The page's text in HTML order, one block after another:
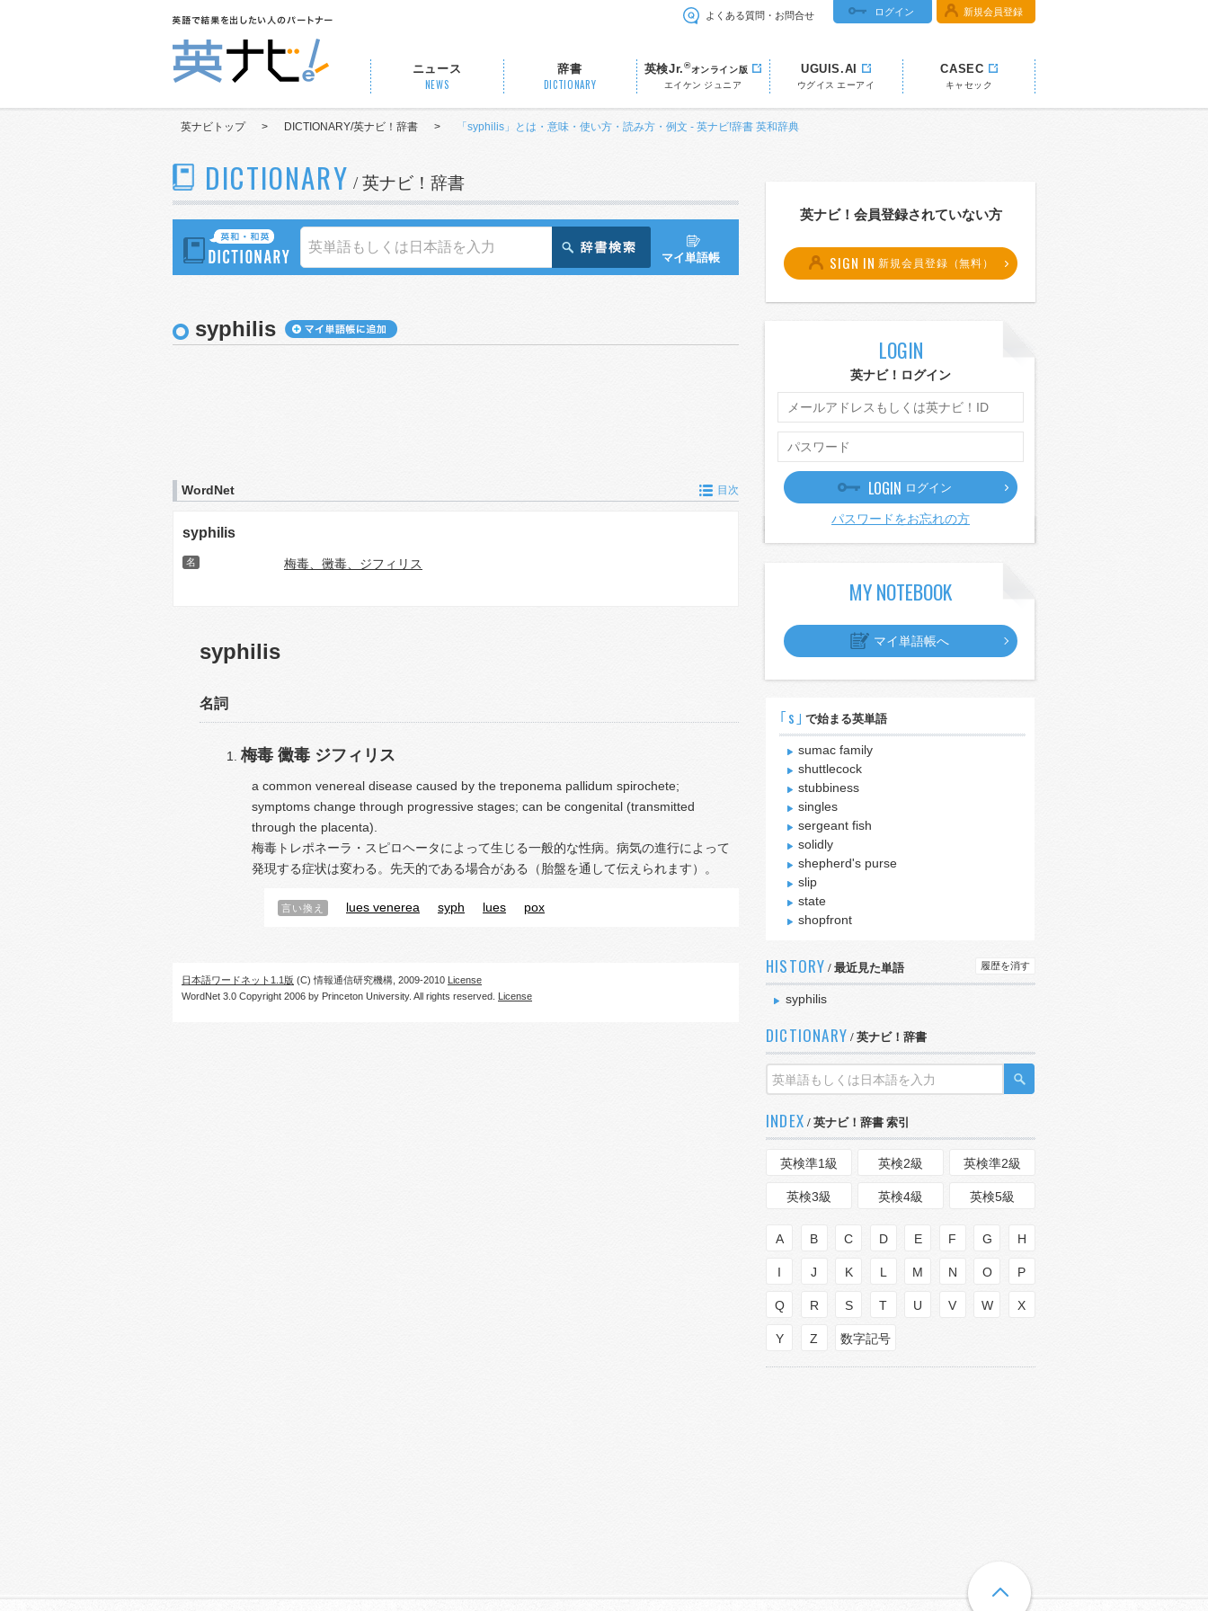
よくある質問・お問合せ ログイン 新規会員登録
ニュース
NEWS
辞書
DICTIONARY
英検Jr.®オンライン版
エイケン ジュニア
UGUIS.AI
ウグイス エーアイ
CASEC
キャセック
英ナビトップ > DICTIONARY/英ナビ！辞書 > 「syphilis」とは・意味・使い方・読み方・例文 - 英ナビ!辞書 英和辞典
DICTIONARY / 英ナビ！辞書
マイ単語帳
syphilis
WordNet 目次
syphilis
名 梅毒、黴毒、ジフィリス
syphilis
名詞
梅毒 黴毒 ジフィリス
a common venereal disease caused by the treponema pallidum spirochete;
symptoms change through progressive stages; can be congenital (transmitted
through the placenta).
梅毒トレポネーラ・スピロヘータによって生じる一般的な性病。病気の進行によって
発現する症状は変わる。先天的である場合がある（胎盤を通して伝えられます）。
言い換え lues venerea syph lues pox
日本語ワードネット1.1版 (C) 情報通信研究機構, 2009-2010 License
WordNet 3.0 Copyright 2006 by Princeton University. All rights reserved. License
英ナビ！会員登録されていない方
SIGN IN 新規会員登録（無料）
LOGIN
英ナビ！ログイン
LOGIN ログイン
パスワードをお忘れの方
MY NOTEBOOK
マイ単語帳へ
｢s｣ で始まる英単語
sumac family
shuttlecock
stubbiness
singles
sergeant fish
solidly
shepherd's purse
slip
state
shopfront
HISTORY / 最近見た単語 履歴を消す
syphilis
DICTIONARY / 英ナビ！辞書
INDEX / 英ナビ！辞書 索引
英検準1級 英検2級 英検準2級
英検3級 英検4級 英検5級
A B C D E F G H
I J K L M N O P
Q R S T U V W X
Y Z 数字記号